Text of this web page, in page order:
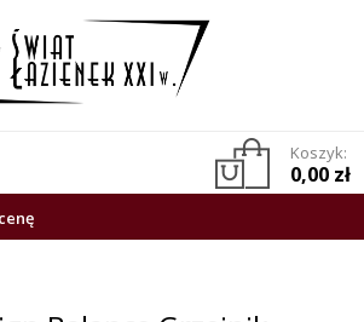
Koszyk:
0,00 zł